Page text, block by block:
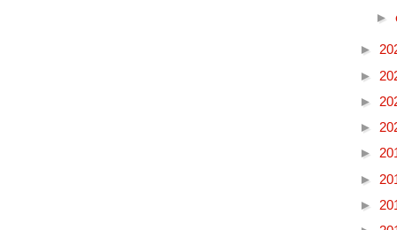
►
►
►
►
►
►
►
►